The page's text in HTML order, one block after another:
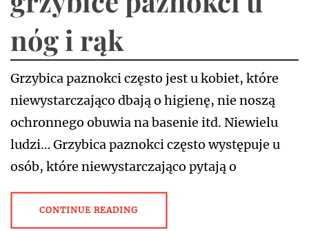
nóg i rąk
Grzybica paznokci często jest u kobiet, które
niewystarczająco dbają o higienę, nie noszą
ochronnego obuwia na basenie itd. Niewielu
ludzi… Grzybica paznokci często występuje u
osób, które niewystarczająco pytają o
CONTINUE READING